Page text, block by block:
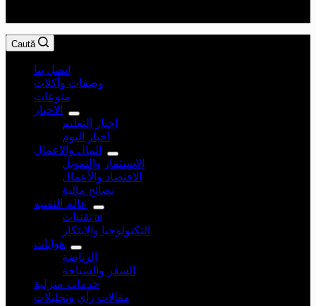
Caută
اتصل بنا
وصفات وأكلات
منوعات
الاخبار
اخبار التعليم
اخبار اليوم
المال والاعمال
الاستثمار والتمويل
الاقتصاد والأعمال
نصائح مالية
عالم التقنيه
تقنيات ai
التكنولوجيا والابتكار
هوايات
الرياضة
السفر والسياحة
خدمات منزلية
مقالات رأي وتحليلات